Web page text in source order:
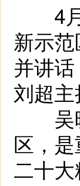
4月8
新示
并讲
刘超
吴晓
区，
二十